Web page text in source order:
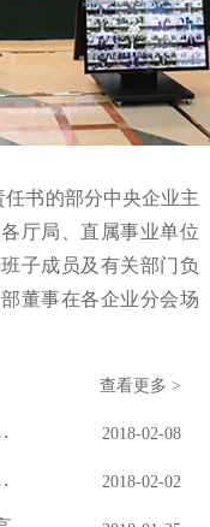
书的部分中央企业主
厅局、直属事业单位
子成员及有关部门负
董事在各企业分会场
查看更多 >
长阮成发 2018-02-08
位与历史... 2018-02-02